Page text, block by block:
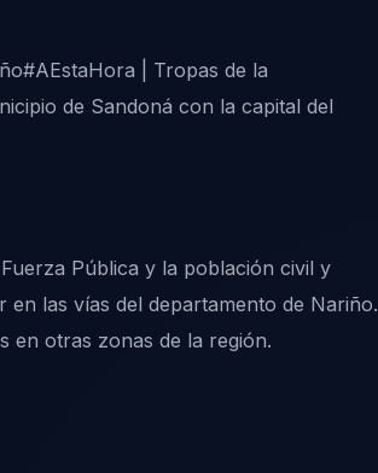
#AEstaHora | Tropas de la
de Sandoná con la capital del
Pública y la población civil y
las vías del departamento de Nariño.
en otras zonas de la región.